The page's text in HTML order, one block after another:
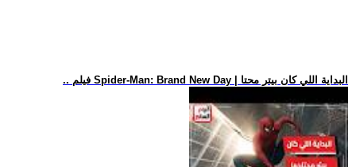
.. فيلم Spider-Man: Brand New Day | البداية اللي كان بيتر محتا